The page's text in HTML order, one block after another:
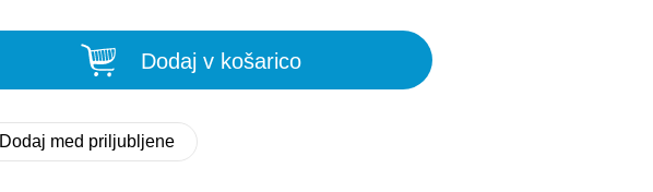
Dodaj v košarico
Dodaj med priljubljene